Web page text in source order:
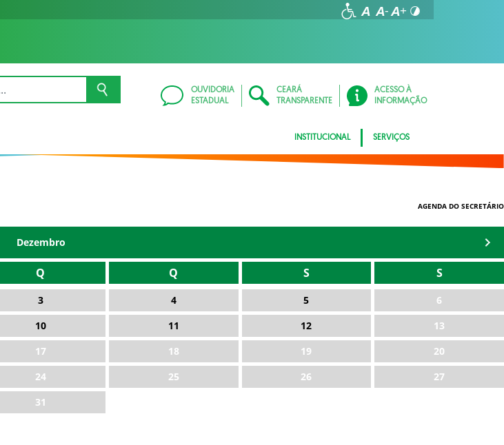
OUVIDORIA
ESTADUAL
CEARÁ
TRANSPARENTE
ACESSO À
INFORMAÇÃO
INSTITUCIONAL SERVIÇOS
AGENDA DO SECRETÁRIO
Dezembro
Q Q S S
3 4 5
6
10 11 12
13
17 18 19
20
24 25 26
27
31